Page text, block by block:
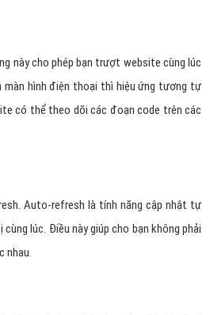
này cho phép bạn trượt website cùng lúc
màn hình điện thoại thì hiệu ứng tương tự
có thể theo dõi các đoạn code trên các
Auto-refresh là tính năng cập nhật tự
lúc. Điều này giúp cho bạn không phải